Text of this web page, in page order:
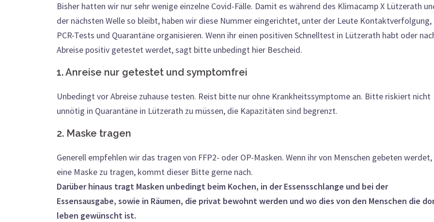
Bisher hatten wir nur sehr wenige einzelne Covid-Fälle. Damit es während des Klimacamp X Lützerath
der nächsten Welle so bleibt, haben wir diese Nummer eingerichtet, unter der Leute Kontaktverfolgung,
PCR-Tests und Quarantäne organisieren. Wenn ihr einen positiven Schnelltest in Lützerath habt oder
Abreise positiv getestet werdet, sagt bitte unbedingt hier Bescheid.
1. Anreise nur getestet und symptomfrei
Unbedingt vor Abreise zuhause testen. Reist bitte nur ohne Krankheitssymptome an. Bitte riskiert nicht
unnötig in Quarantäne in Lützerath zu müssen, die Kapazitäten sind begrenzt.
2. Maske tragen
Generell empfehlen wir das tragen von FFP2- oder OP-Masken. Wenn ihr von Menschen gebeten werdet,
eine Maske zu tragen, kommt dieser Bitte gerne nach.
Darüber hinaus tragt Masken unbedingt beim Kochen, in der Essensschlange und bei der
Essensausgabe, sowie in Räumen, die privat bewohnt werden und wo dies von den Menschen die
leben gewünscht ist.